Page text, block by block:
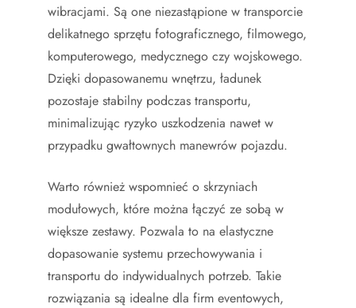
wibracjami. Są one niezastąpione w transporcie
delikatnego sprzętu fotograficznego, filmowego,
komputerowego, medycznego czy wojskowego.
Dzięki dopasowanemu wnętrzu, ładunek
pozostaje stabilny podczas transportu,
minimalizując ryzyko uszkodzenia nawet w
przypadku gwałtownych manewrów pojazdu.
Warto również wspomnieć o skrzyniach
modułowych, które można łączyć ze sobą w
większe zestawy. Pozwala to na elastyczne
dopasowanie systemu przechowywania i
transportu do indywidualnych potrzeb. Takie
rozwiązania są idealne dla firm eventowych,